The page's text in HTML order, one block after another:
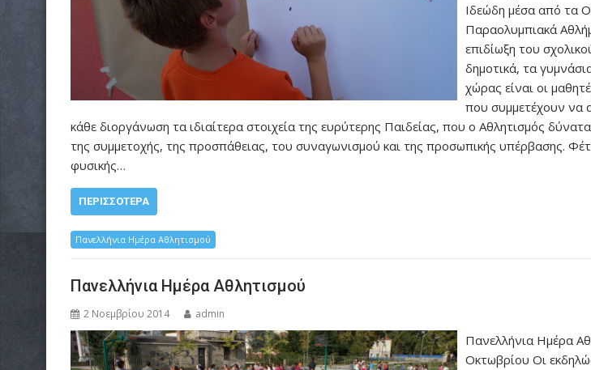
Ιδεώδη μέσα από τα
Παραολυμπιακά
επιδίωξη του
δημοτικά, τα
χώρας είναι οι
που συμμετέχουν να
κάθε διοργάνωση τα ιδιαίτερα στοιχεία της ευρύτερης Παιδείας, που ο Αθλητισμός
της συμμετοχής, της προσπάθειας, του συναγωνισμού και της προσωπικής υπέρβασης.
φυσικής…
ΠΕΡΙΣΣΌΤΕΡΑ
Πανελλήνια Ημέρα Αθλητισμού
Πανελλήνια Ημέρα Αθλητισμού
2 Νοεμβρίου 2014 admin
Πανελλήνια Ημέρα
Οκτωβρίου Οι